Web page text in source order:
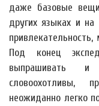
даже базовые
других языках и на
Под конец
выпрашивать и
словоохотливы,
неожиданно легко